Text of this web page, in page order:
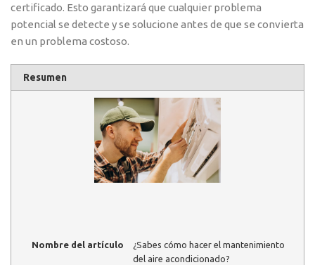
certificado. Esto garantizará que cualquier problema
potencial se detecte y se solucione antes de que se convierta
en un problema costoso.
Resumen
Nombre del artículo
¿Sabes cómo hacer el mantenimiento
del aire acondicionado?